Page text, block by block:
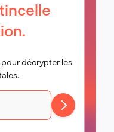
pour décrypter les